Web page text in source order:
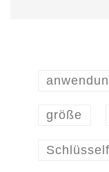
größe